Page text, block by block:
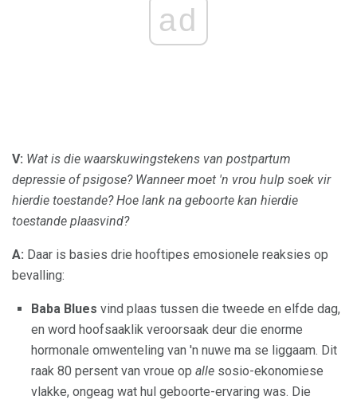
ad
V: Wat is die waarskuwingstekens van postpartum
depressie of psigose? Wanneer moet 'n vrou hulp soek vir
hierdie toestande? Hoe lank na geboorte kan hierdie
toestande plaasvind?
A: Daar is basies drie hooftipes emosionele reaksies op
bevalling:
Baba Blues vind plaas tussen die tweede en elfde dag,
en word hoofsaaklik veroorsaak deur die enorme
hormonale omwenteling van 'n nuwe ma se liggaam. Dit
raak 80 persent van vroue op alle sosio-ekonomiese
vlakke, ongeag wat hul geboorte-ervaring was. Die